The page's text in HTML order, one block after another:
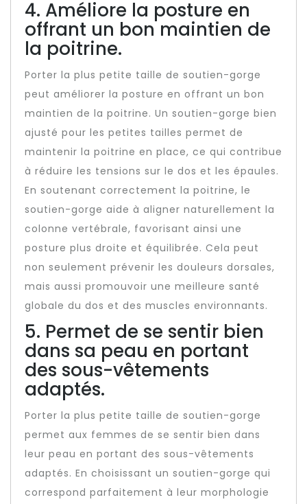
4. Améliore la posture en
offrant un bon maintien de
la poitrine.
Porter la plus petite taille de soutien-gorge
peut améliorer la posture en offrant un bon
maintien de la poitrine. Un soutien-gorge bien
ajusté pour les petites tailles permet de
maintenir la poitrine en place, ce qui contribue
à réduire les tensions sur le dos et les épaules.
En soutenant correctement la poitrine, le
soutien-gorge aide à aligner naturellement la
colonne vertébrale, favorisant ainsi une
posture plus droite et équilibrée. Cela peut
non seulement prévenir les douleurs dorsales,
mais aussi promouvoir une meilleure santé
globale du dos et des muscles environnants.
5. Permet de se sentir bien
dans sa peau en portant
des sous-vêtements
adaptés.
Porter la plus petite taille de soutien-gorge
permet aux femmes de se sentir bien dans
leur peau en portant des sous-vêtements
adaptés. En choisissant un soutien-gorge qui
correspond parfaitement à leur morphologie